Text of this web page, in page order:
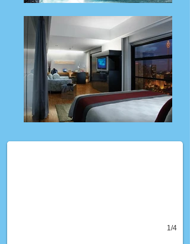
(برامج مميزة من حياتي (فرست كلاس
الفخمة و تضم عروض شهر عسل و عروض عائلية
1/4